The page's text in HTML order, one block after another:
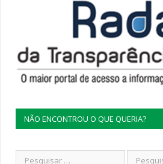
NÃO ENCONTROU O QUE QUERIA?